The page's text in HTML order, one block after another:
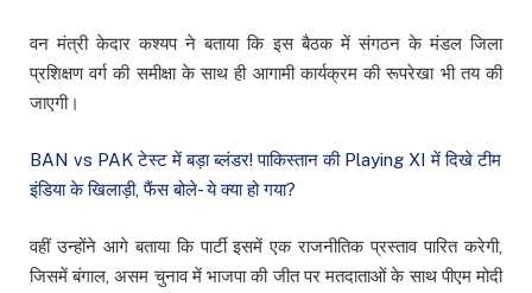
वन मंत्री केदार कश्यप ने बताया कि इस बैठक में संगठन के मंडल जिला
प्रशिक्षण वर्ग की समीक्षा के साथ ही आगामी कार्यक्रम की रूपरेखा भी तय की
जाएगी।
BAN vs PAK टेस्ट में बड़ा ब्लंडर! पाकिस्तान की Playing XI में दिखे टीम
इंडिया के खिलाड़ी, फैंस बोले- ये क्या हो गया?
वहीं उन्होंने आगे बताया कि पार्टी इसमें एक राजनीतिक प्रस्ताव पारित करेगी,
जिसमें बंगाल, असम चुनाव में भाजपा की जीत पर मतदाताओं के साथ पीएम मोदी